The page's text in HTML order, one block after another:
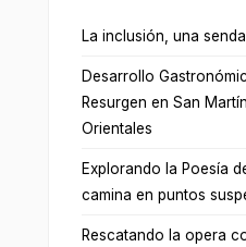
La inclusión, una
Desarrollo
Resurgen en San
Orientales
Explorando la Poesía
camina en puntos
Rescatando la opera